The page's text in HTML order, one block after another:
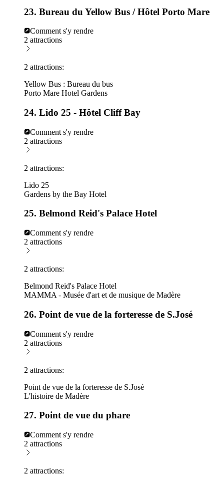
23. Bureau du Yellow Bus / Hôtel Porto Mare
Comment s'y rendre
2 attractions
2 attractions:
Yellow Bus : Bureau du bus
Porto Mare Hotel Gardens
24. Lido 25 - Hôtel Cliff Bay
Comment s'y rendre
2 attractions
2 attractions:
Lido 25
Gardens by the Bay Hotel
25. Belmond Reid's Palace Hotel
Comment s'y rendre
2 attractions
2 attractions:
Belmond Reid's Palace Hotel
MAMMA - Musée d'art et de musique de Madère
26. Point de vue de la forteresse de S.José
Comment s'y rendre
2 attractions
2 attractions:
Point de vue de la forteresse de S.José
L'histoire de Madère
27. Point de vue du phare
Comment s'y rendre
2 attractions
2 attractions: